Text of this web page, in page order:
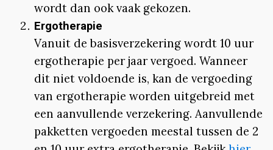
wordt dan ook vaak gekozen.
Ergotherapie
Vanuit de basisverzekering wordt 10 uur
ergotherapie per jaar vergoed. Wanneer
dit niet voldoende is, kan de vergoeding
van ergotherapie worden uitgebreid met
een aanvullende verzekering. Aanvullende
pakketten vergoeden meestal tussen de 2